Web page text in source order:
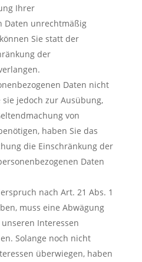
Ihrer
Daten unrechtmäßig
Sie statt der
der
Daten nicht
jedoch zur Ausübung,
von
haben Sie das
die Einschränkung der
Daten
nach Art. 21 Abs. 1
muss eine Abwägung
Interessen
Solange noch nicht
überwiegen, haben